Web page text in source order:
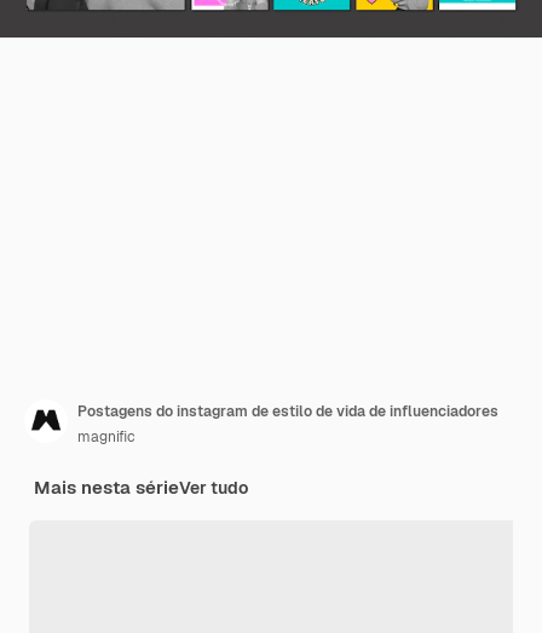
Postagens do instagram de estilo de vida de influenciadores
magnific
Mais nesta sérieVer tudo